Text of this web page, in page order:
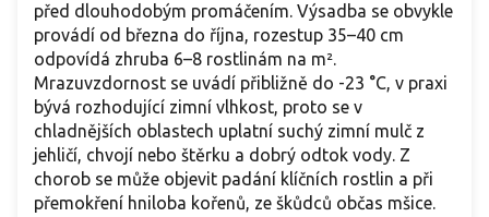
před dlouhodobým promáčením. Výsadba se obvykle
provádí od března do října, rozestup 35–40 cm
odpovídá zhruba 6–8 rostlinám na m².
Mrazuvzdornost se uvádí přibližně do -23 °C, v praxi
bývá rozhodující zimní vlhkost, proto se v
chladnějších oblastech uplatní suchý zimní mulč z
jehličí, chvojí nebo štěrku a dobrý odtok vody. Z
chorob se může objevit padání klíčních rostlin a při
přemokření hniloba kořenů, ze škůdců občas mšice.